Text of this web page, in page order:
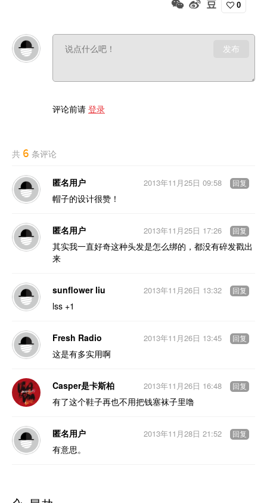
0
发布
评论前请 登录
共 6 条评论
匿名用户
帽子的设计很赞！
2013年11月25日 09:58 回复
匿名用户
其实我一直好奇这种头发是怎么绑的，都没有碎发戳出
来
2013年11月25日 17:26 回复
sunflower liu
lss +1
2013年11月26日 13:32 回复
Fresh Radio
这是有多实用啊
2013年11月26日 13:45 回复
Casper是卡斯柏
有了这个鞋子再也不用把钱塞袜子里噜
2013年11月26日 16:48 回复
匿名用户
有意思。
2013年11月28日 21:52 回复